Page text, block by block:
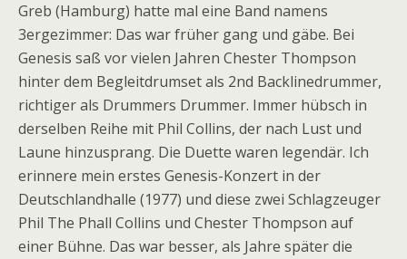
Greb (Hamburg) hatte mal eine Band namens
3ergezimmer: Das war früher gang und gäbe. Bei
Genesis saß vor vielen Jahren Chester Thompson
hinter dem Begleitdrumset als 2nd Backlinedrummer,
richtiger als Drummers Drummer. Immer hübsch in
derselben Reihe mit Phil Collins, der nach Lust und
Laune hinzusprang. Die Duette waren legendär. Ich
erinnere mein erstes Genesis-Konzert in der
Deutschlandhalle (1977) und diese zwei Schlagzeuger
Phil The Phall Collins und Chester Thompson auf
einer Bühne. Das war besser, als Jahre später die